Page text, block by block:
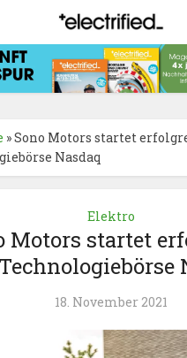
»Sono Motors startet
Nasdaq
Elektro
Motors startet
18. November 2021